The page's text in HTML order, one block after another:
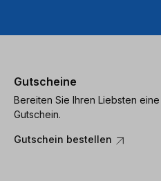
Gutscheine
Bereiten Sie Ihren Liebsten
Gutschein.
Gutschein bestellen